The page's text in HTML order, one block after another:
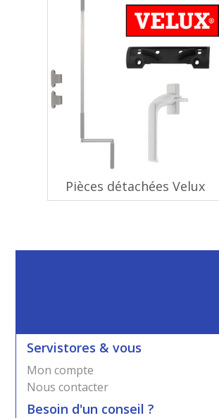
Pièces détachées Velux
Servistores & vous
Mon compte
Nous contacter
Besoin d'un conseil ?